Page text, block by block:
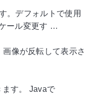
。デフォルトで使用
ール変更す …
像が反転して表示さ
す。 Javaで